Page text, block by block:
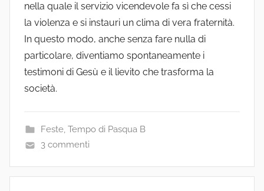
nella quale il servizio vicendevole fa sì che cessi
la violenza e si instauri un clima di vera fraternità.
In questo modo, anche senza fare nulla di
particolare, diventiamo spontaneamente i
testimoni di Gesù e il lievito che trasforma la
società.
Feste, Tempo di Pasqua B
3 commenti